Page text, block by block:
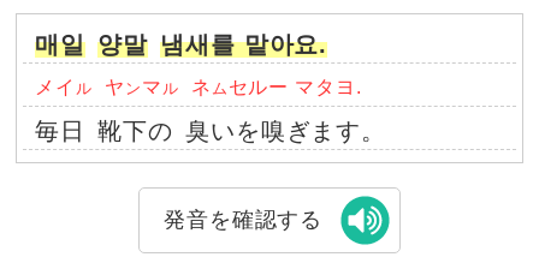
매일 양말 냄새를 맡아요.
メイ ル ヤ ン マ ル ネ ム セルー マタヨ.
毎日 靴下の 臭いを嗅ぎます。
発音を確認する